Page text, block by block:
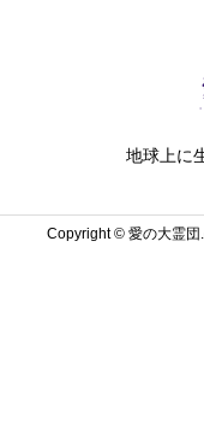
地球上に
Copyright ©愛の大霊団